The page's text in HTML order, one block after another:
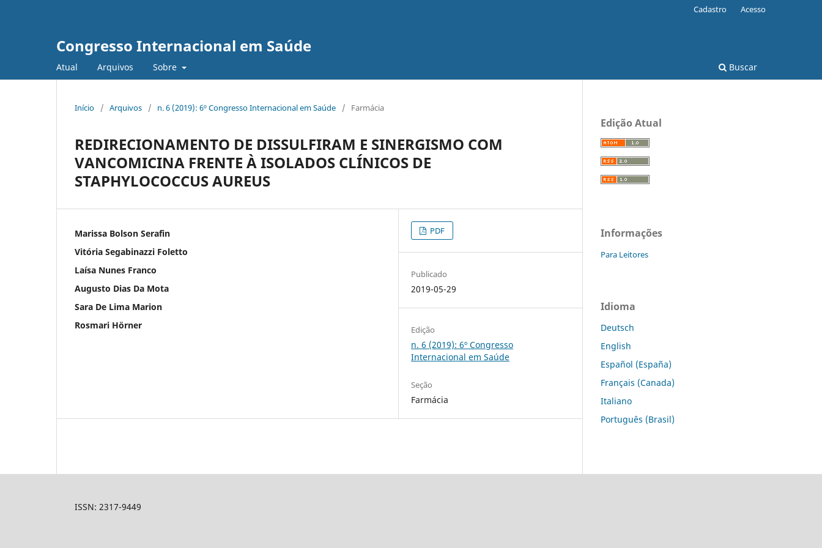
Congresso Internacional em Saúde
Atual Arquivos Sobre Buscar
Cadastro Acesso
Início / Arquivos / n. 6 (2019): 6º Congresso Internacional em Saúde / Farmácia
REDIRECIONAMENTO DE DISSULFIRAM E SINERGISMO COM
VANCOMICINA FRENTE À ISOLADOS CLÍNICOS DE
STAPHYLOCOCCUS AUREUS
Marissa Bolson Serafin
Vitória Segabinazzi Foletto
Laísa Nunes Franco
Augusto Dias Da Mota
Sara De Lima Marion
Rosmari Hörner
PDF
Publicado
2019-05-29
Edição
n. 6 (2019): 6º Congresso
Internacional em Saúde
Seção
Farmácia
Edição Atual
Informações
Para Leitores
Idioma
Deutsch
English
Español (España)
Français (Canada)
Italiano
Português (Brasil)
ISSN: 2317-9449